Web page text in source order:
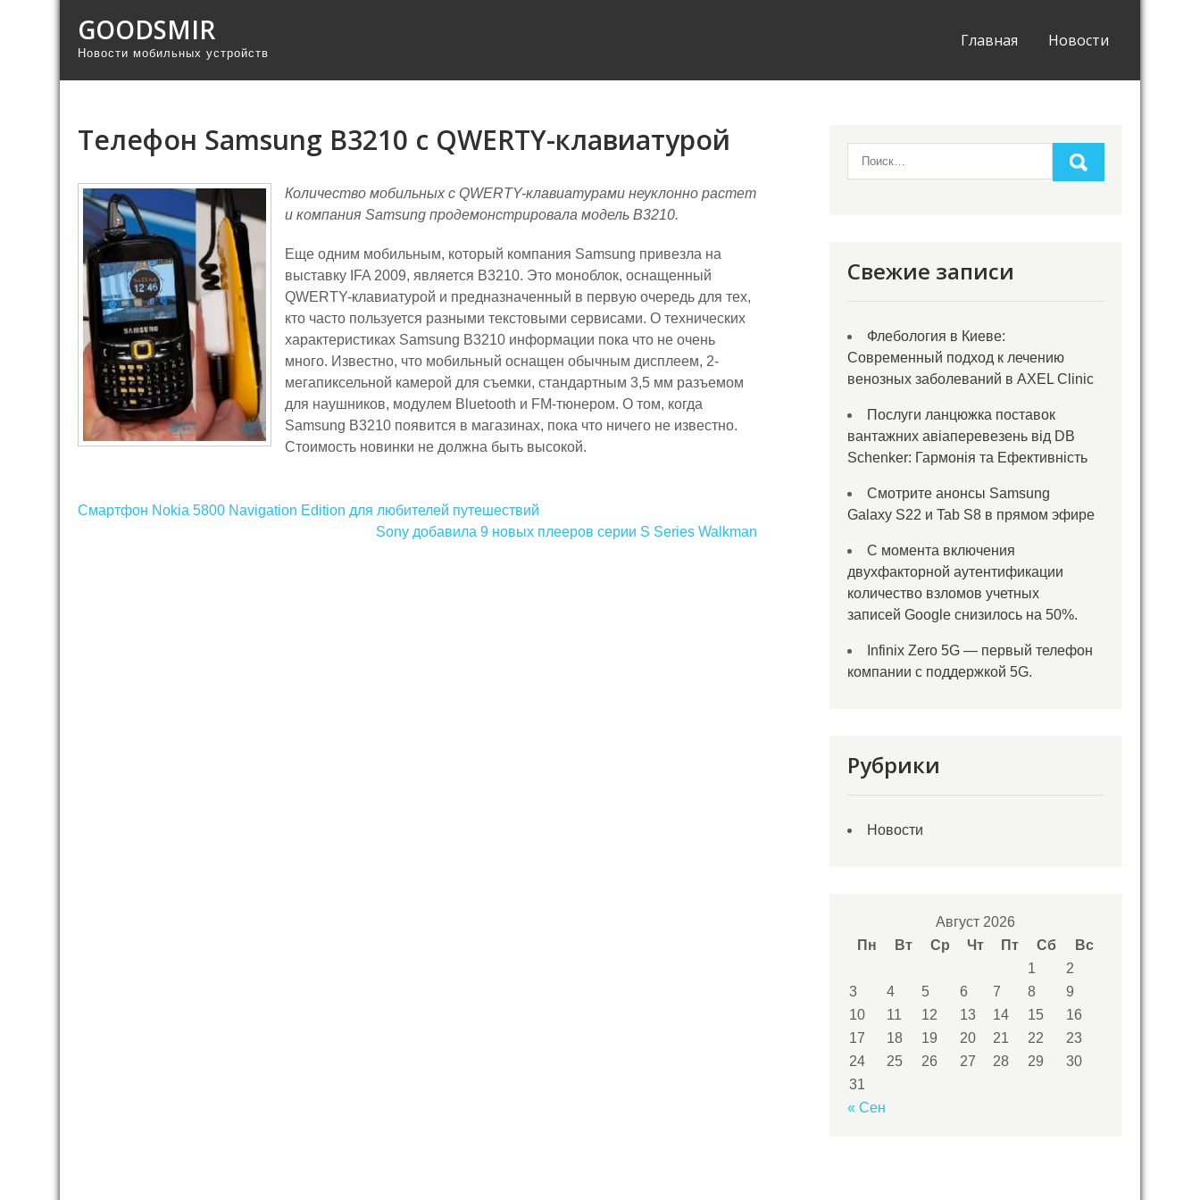
GOODSMIR
Новости мобильных устройств
Главная Новости
Телефон Samsung B3210 с QWERTY-клавиатурой
Количество мобильных с QWERTY-клавиатурами неуклонно растет
и компания Samsung продемонстрировала модель B3210.
Еще одним мобильным, который компания Samsung привезла на
выставку IFA 2009, является B3210. Это моноблок, оснащенный
QWERTY-клавиатурой и предназначенный в первую очередь для тех,
кто часто пользуется разными текстовыми сервисами. О технических
характеристиках Samsung B3210 информации пока что не очень
много. Известно, что мобильный оснащен обычным дисплеем, 2-
мегапиксельной камерой для съемки, стандартным 3,5 мм разъемом
для наушников, модулем Bluetooth и FM-тюнером. О том, когда
Samsung B3210 появится в магазинах, пока что ничего не известно.
Стоимость новинки не должна быть высокой.
Навигация
Смартфон Nokia 5800 Navigation Edition для любителей путешествий
Sony добавила 9 новых плееров серии S Series Walkman
Свежие записи
Флебология в Киеве:
Современный подход к лечению
венозных заболеваний в AXEL Clinic
Послуги ланцюжка поставок
вантажних авіаперевезень від DB
Schenker: Гармонія та Ефективність
Смотрите анонсы Samsung
Galaxy S22 и Tab S8 в прямом эфире
С момента включения
двухфакторной аутентификации
количество взломов учетных
записей Google снизилось на 50%.
Infinix Zero 5G — первый телефон
компании с поддержкой 5G.
Рубрики
Новости
Август 2026
Пн
Вт Ср Чт Пт Сб
Вс
1
2
3
4 5 6 7 8
9
10
11 12 13 14 15
16
17
18 19 20 21 22
23
24
25 26 27 28 29
30
31
« Сен